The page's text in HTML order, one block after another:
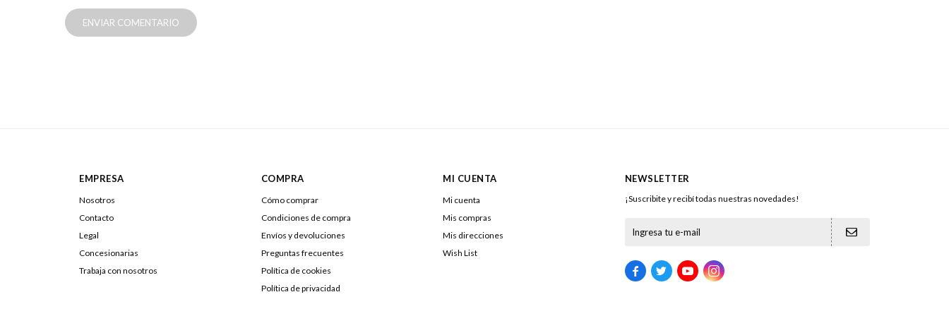
ENVIAR COMENTARIO
EMPRESA
Nosotros
Contacto
Legal
Concesionarias
Trabaja con nosotros
COMPRA
Cómo comprar
Condiciones de compra
Envíos y devoluciones
Preguntas frecuentes
Política de cookies
Política de privacidad
MI CUENTA
Mi cuenta
Mis compras
Mis direcciones
Wish List
NEWSLETTER
¡Suscribite y recibí todas nuestras novedades!
   